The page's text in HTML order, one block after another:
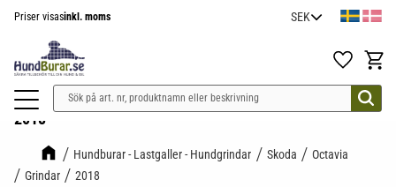
Priser visasinkl. moms
Favoriter
2018
Hundburar - Lastgaller - Hundgrindar Skoda
Octavia
Grindar
2018